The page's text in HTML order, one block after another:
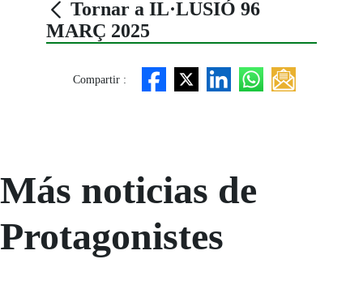
Tornar a IL·LUSIÓ 96
MARÇ 2025
Compartir :
Más noticias de
Protagonistes